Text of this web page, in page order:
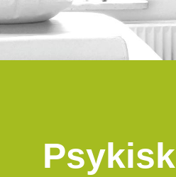
Psykisk